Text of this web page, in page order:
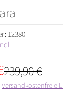
12380
239,90 €
Versandkostenfreie